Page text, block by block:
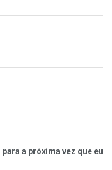
a próxima vez que eu